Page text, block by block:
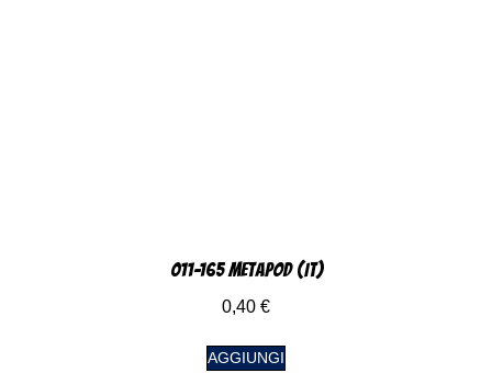
011-165 Metapod (IT)
0,40 €
AGGIUNGI